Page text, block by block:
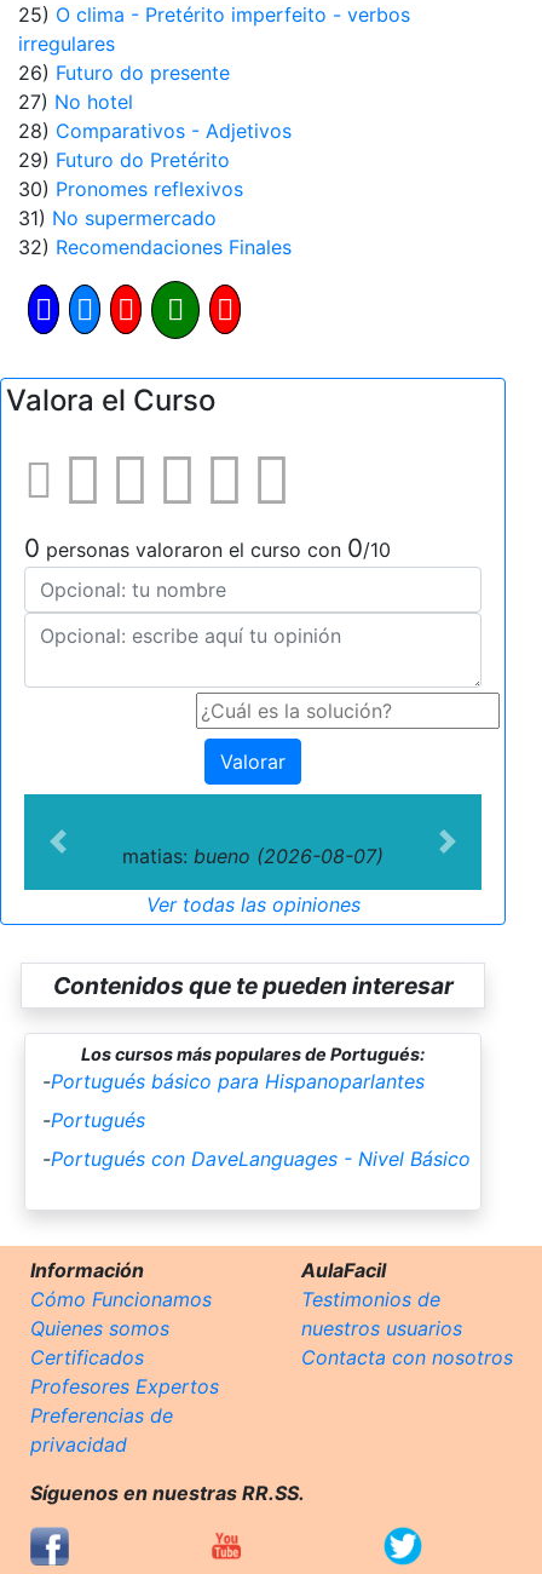
25) O clima - Pretérito imperfeito - verbos
irregulares
26) Futuro do presente
27) No hotel
28) Comparativos - Adjetivos
29) Futuro do Pretérito
30) Pronomes reflexivos
31) No supermercado
32) Recomendaciones Finales
Valora el Curso
0 personas valoraron el curso con 0/10
Valorar
matias: bueno (2026-08-07)
Previous Next
Ver todas las opiniones
Contenidos que te pueden interesar
Los cursos más populares de Portugués:
-Portugués básico para Hispanoparlantes
-Portugués
-Portugués con DaveLanguages - Nivel Básico
Información
Cómo Funcionamos
Quienes somos
Certificados
Profesores Expertos
Preferencias de
privacidad
AulaFacil
Testimonios de
nuestros usuarios
Contacta con nosotros
Síguenos en nuestras RR.SS.